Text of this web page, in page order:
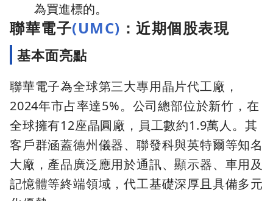
為買進標的。
聯華電子(UMC) ：近期個股表現
基本面亮點
聯華電子為全球第三大專用晶片代工廠，
2024年市占率達5%。公司總部位於新竹，在
全球擁有12座晶圓廠，員工數約1.9萬人。其
客戶群涵蓋德州儀器、聯發科與英特爾等知名
大廠，產品廣泛應用於通訊、顯示器、車用及
記憶體等終端領域，代工基礎深厚且具備多元